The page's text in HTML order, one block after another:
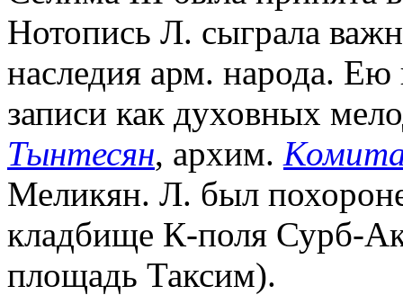
Нотопись Л. сыграла
наследия арм. народа. Ею
записи как духовных
Тынтесян, архим.
Меликян. Л. был
кладбище К-поля Сурб-
площадь Таксим).